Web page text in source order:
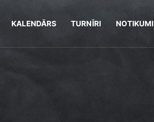
KALENDĀRS TURNĪRI NOTIKUMI